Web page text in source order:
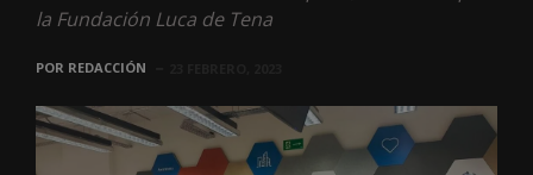
la Fundación Luca de Tena
POR REDACCIÓN